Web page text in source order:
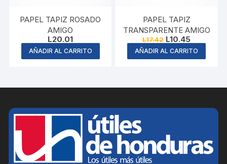
PAPEL TAPIZ ROSADO
AMIGO
L20.01
AÑADIR AL CARRITO
PAPEL TAPIZ
TRANSPARENTE AMIGO
L17.42 Original
price
was:
L17.42.
L10.45Current
price
is:
L10.45.
AÑADIR AL CARRITO